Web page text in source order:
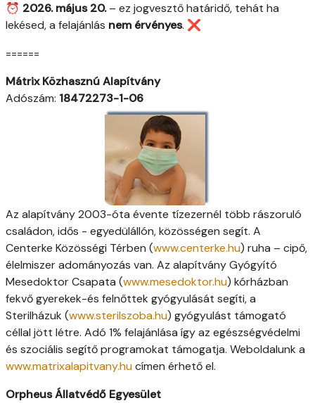
⏰ 2026. május 20.– ez jogvesztő határidő, tehát ha
lekésed, a felajánlás nem érvényes. ❌
======
Mátrix Közhasznú Alapítvány
Adószám: 18472273-1-06
Az alapítvány 2003-óta évente tízezernél több rászoruló
családon, idős - egyedülállón, közösségen segít. A
Centerke Közösségi Térben (www.centerke.hu) ruha – cipő,
élelmiszer adományozás van. Az alapítvány Gyógyító
Mesedoktor Csapata (www.mesedoktor.hu) kórházban
fekvő gyerekek-és felnőttek gyógyulását segíti, a
Sterilházuk (www.sterilszoba.hu) gyógyulást támogató
céllal jött létre. Adó 1% felajánlása így az egészségvédelmi
és szociális segítő programokat támogatja. Weboldalunk a
www.matrixalapitvany.hucímen érhető el.
Orpheus Állatvédő Egyesület